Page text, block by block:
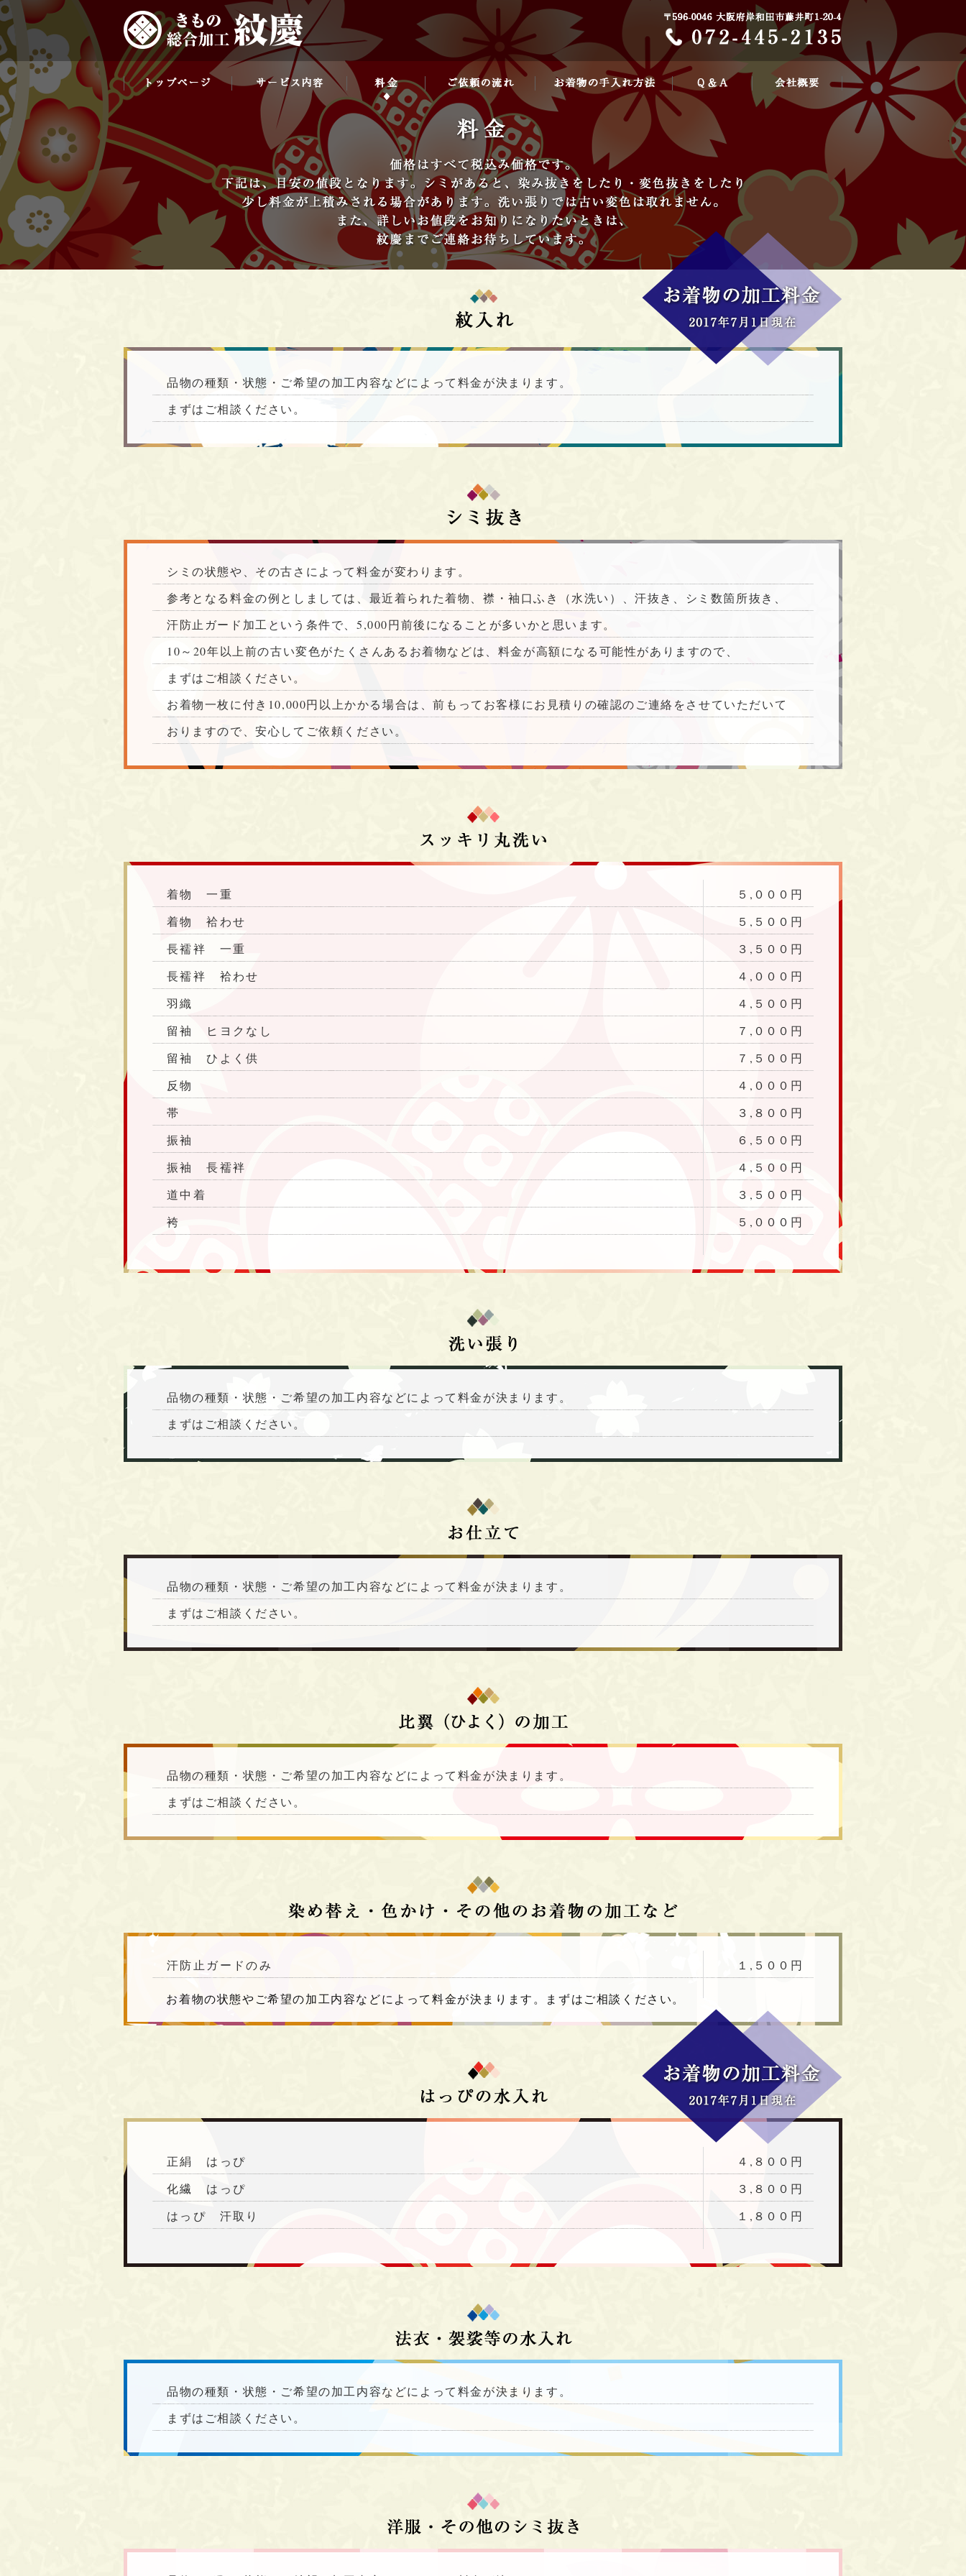
品物の種類・状態・ご希望の加工内容などによって料金が決まります。
まずはご相談ください。
シミの状態や、その古さによって料金が変わります。
参考となる料金の例としましては、最近着られた着物、襟・袖口ふき（水洗い）、汗抜き、シミ数箇所抜き、
汗防止ガード加工という条件で、5,000円前後になることが多いかと思います。
10～20年以上前の古い変色がたくさんあるお着物などは、料金が高額になる可能性がありますので、
まずはご相談ください。
お着物一枚に付き10,000円以上かかる場合は、前もってお客様にお見積りの確認のご連絡をさせていただいて
おりますので、安心してご依頼ください。
着物 一重
５,０００円
着物 袷わせ
５,５００円
長襦袢 一重
３,５００円
長襦袢 袷わせ
４,０００円
羽織
４,５００円
留袖 ヒヨクなし
７,０００円
留袖 ひよく供
７,５００円
反物
４,０００円
帯
３,８００円
振袖
６,５００円
振袖 長襦袢
４,５００円
道中着
３,５００円
袴
５,０００円
品物の種類・状態・ご希望の加工内容などによって料金が決まります。
まずはご相談ください。
品物の種類・状態・ご希望の加工内容などによって料金が決まります。
まずはご相談ください。
品物の種類・状態・ご希望の加工内容などによって料金が決まります。
まずはご相談ください。
汗防止ガードのみ １,５００円
お着物の状態やご希望の加工内容などによって料金が決まります。まずはご相談ください。
正絹 はっぴ
４,８００円
化繊 はっぴ
３,８００円
はっぴ 汗取り
１,８００円
品物の種類・状態・ご希望の加工内容などによって料金が決まります。
まずはご相談ください。